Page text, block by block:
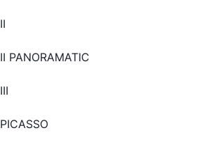
II
II PANORAMATIC
III
PICASSO